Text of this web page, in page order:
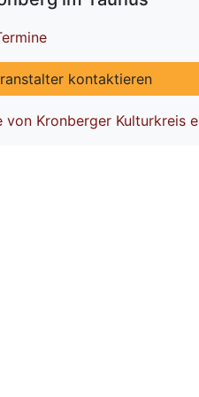
kontaktieren
von Kronberger Kulturkreis